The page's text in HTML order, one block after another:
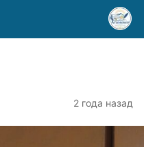
2 года назад